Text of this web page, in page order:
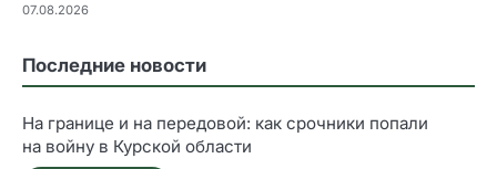
07.08.2026
Последние новости
На границе и на передовой: как срочники попали
на войну в Курской области